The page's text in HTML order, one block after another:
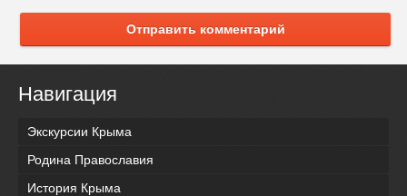
Отправить комментарий
Навигация
Экскурсии Крыма
Родина Православия
История Крыма